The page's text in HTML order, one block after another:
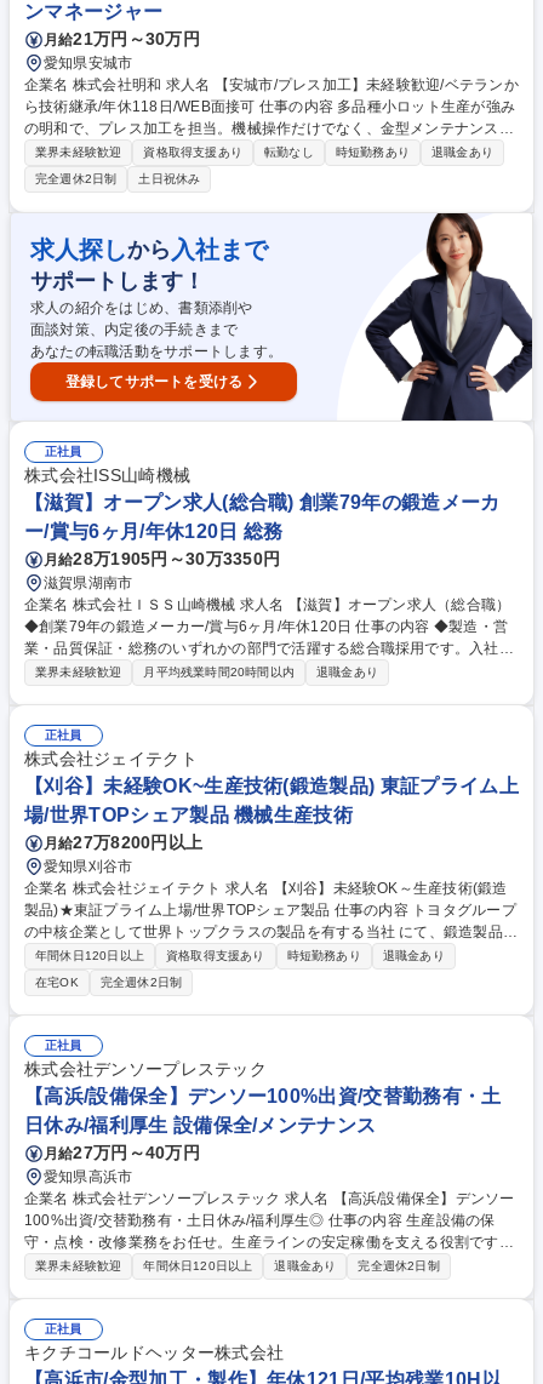
ンマネージャー
月給21万円～30万円
愛知県安城市
企業名 株式会社明和 求人名 【安城市/プレス加工】未経験歓迎/ベテランか
ら技術継承/年休118日/WEB面接可 仕事の内容 多品種小ロット生産が強み
の明和で、プレス加工を担当。機械操作だけでなく、金型メンテナンスや
段取りという高度なスキルも習得可能。ベテラン社員が基礎から教えるた
め、ゼロから職人を目指せます。 自動車や産業機器向け部品のプレス加工
業務。まずは安全教育と基本操作から始め、先輩の補助を通じて材料の知
識や金型の扱いを学びます。将来的には段取りやメンテナンスまでできる
「技術者」へ。 「地元で長く安定して働きたい」「コツコツ作業が好き」
という方に最適です。 ※仕事内容の変更範囲：会社の定める業務 募集職
種 【安城市/プレス加工】未経験歓迎/ベテランから技術継承/年休118日/W
EB面接可
業界未経験歓迎 資格取得支援あり 転勤なし 時短勤務あり
退職金あり
完全週休2日制
土日祝休み
求人探しから 入社まで
サポートします！
求人の紹介をはじめ、書類添削や
面談対策、内定後の手続きまで
あなたの転職活動をサポートします。
登録してサポートを受ける
正社員
株式会社ISS山崎機械
【滋賀】オープン求人(総合職) 創業79年の鍛造メーカ
ー/賞与6ヶ月/年休120日 総務
月給28万1905円～30万3350円
滋賀県湖南市
企業名 株式会社ＩＳＳ山崎機械 求人名 【滋賀】オープン求人（総合職）
◆創業79年の鍛造メーカー/賞与6ヶ月/年休120日 仕事の内容 ◆製造・営
業・品質保証・総務のいずれかの部門で活躍する総合職採用です。入社後
約1～1.5ヶ月の研修を経て、本人の適性や志向を最大限考慮した上で配属
生産ラインを強みに、建設機械や航空、半導体装置など幅広い分野の重要
部品を製造。入社後は丁寧な業務研修やOJTがあり、専門知識ゼロからで
も安心です。将来的には、鍛造だけでなく機械加工やロボットを用いた自
動ライン導入など、事業拡大の最前線に携わり、多角的なスキルを身につ
けることが可能です。 募集職種 【滋賀】オープン求人（総合職）◆創業7
9年の鍛造メーカー/賞与6ヶ月/年休120日
業界未経験歓迎 月平均残業時間20時間以内 退職金あり
正社員
株式会社ジェイテクト
【刈谷】未経験OK~生産技術(鍛造製品) 東証プライム上
場/世界TOPシェア製品 機械生産技術
月給27万8200円以上
愛知県刈谷市
企業名 株式会社ジェイテクト 求人名 【刈谷】未経験OK～生産技術(鍛造
製品)★東証プライム上場/世界TOPシェア製品 仕事の内容 トヨタグループ
の中核企業として世界トップクラスの製品を有する当社 にて、鍛造製品の
工法・要素開発に関する業務を通じジェイテクトのものづくりを幅広く担
当いただきます。 ■鍛造工法、要素開発業務（実機トライアル、測定、金
型修正等） ■鍛造金型設計業務全般（塑性加工解析、製品DR等） ■鍛造設
備設計業務全般（企画、装置仕様、設備DR等） ■鍛造生準へ開発アイテ
ム展開＆検証（工法、金型、装置などの展開） ■上記に関する社内外の関
係部署と打ち合わせ 募集職種 【刈谷】未経験OK～生産技術(鍛造製品)★
東証プライム上場/世界TOPシェア製品
年間休日120日以上 資格取得支援あり 時短勤務あり
退職金あり
在宅OK
完全週休2日制
正社員
株式会社デンソープレステック
【高浜/設備保全】デンソー100%出資/交替勤務有・土
日休み/福利厚生 設備保全/メンテナンス
月給27万円～40万円
愛知県高浜市
企業名 株式会社デンソープレステック 求人名 【高浜/設備保全】デンソー
100%出資/交替勤務有・土日休み/福利厚生◎ 仕事の内容 生産設備の保
守・点検・改修業務をお任せ。生産ラインの安定稼働を支える役割です。
※建物に改変を加える業務を含みません。 ■工場内設備の定期点検、トラ
るため、さらなるスキルアップが可能です。※夜勤ありの2交代制の勤務
となります。1週間ごとに日勤・夜勤が交代となります。 （土日休みの完
全週休二日制） 募集職種 【高浜/設備保全】デンソー100%出資/交替勤務
業界未経験歓迎 年間休日120日以上 退職金あり 完全週休2日制
正社員
キクチコールドヘッター株式会社
【高浜市/金型加工・製作】年休121日/平均残業10H以